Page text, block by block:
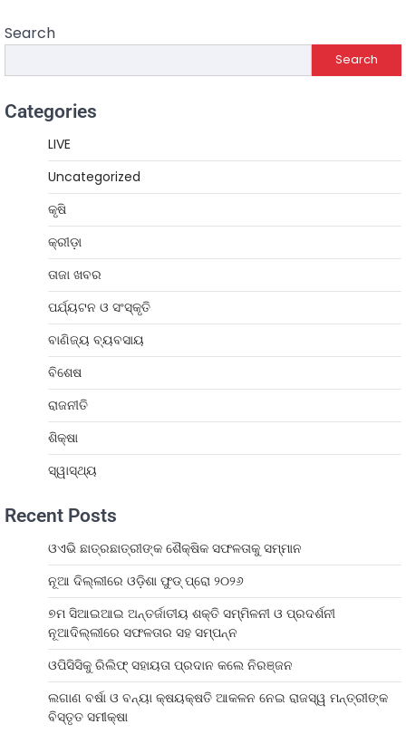
Search
Search
Categories
LIVE
Uncategorized
କୃଷି
କ୍ରୀଡ଼ା
ତାଜା ଖବର
ପର୍ଯ୍ୟଟନ ଓ ସଂସ୍କୃତି
ବାଣିଜ୍ୟ ବ୍ୟବସାୟ
ବିଶେଷ
ରାଜନୀତି
ଶିକ୍ଷା
ସ୍ୱାସ୍ଥ୍ୟ
Recent Posts
ଓଏଭି ଛାତ୍ରଛାତ୍ରୀଙ୍କ ଶୈକ୍ଷିକ ସଫଳତାକୁ ସମ୍ମାନ
ନୂଆ ଦିଲ୍ଲୀରେ ଓଡ଼ିଶା ଫୁଡ୍ ପ୍ରୋ ୨୦୨୬
୭ମ ସିଆଇଆଇ ଅନ୍ତର୍ଜାତୀୟ ଶକ୍ତି ସମ୍ମିଳନୀ ଓ ପ୍ରଦର୍ଶନୀ
ନୂଆଦିଲ୍ଲୀରେ ସଫଳତାର ସହ ସମ୍ପନ୍ନ
ଓପିସିସିକୁ ରିଲିଫ୍ ସହାୟତା ପ୍ରଦାନ କଲେ ନିରଞ୍ଜନ
ଲଗାଣ ବର୍ଷା ଓ ବନ୍ୟା କ୍ଷୟକ୍ଷତି ଆକଳନ ନେଇ ରାଜସ୍ୱ ମନ୍ତ୍ରୀଙ୍କ
ବିସ୍ତୃତ ସମୀକ୍ଷା